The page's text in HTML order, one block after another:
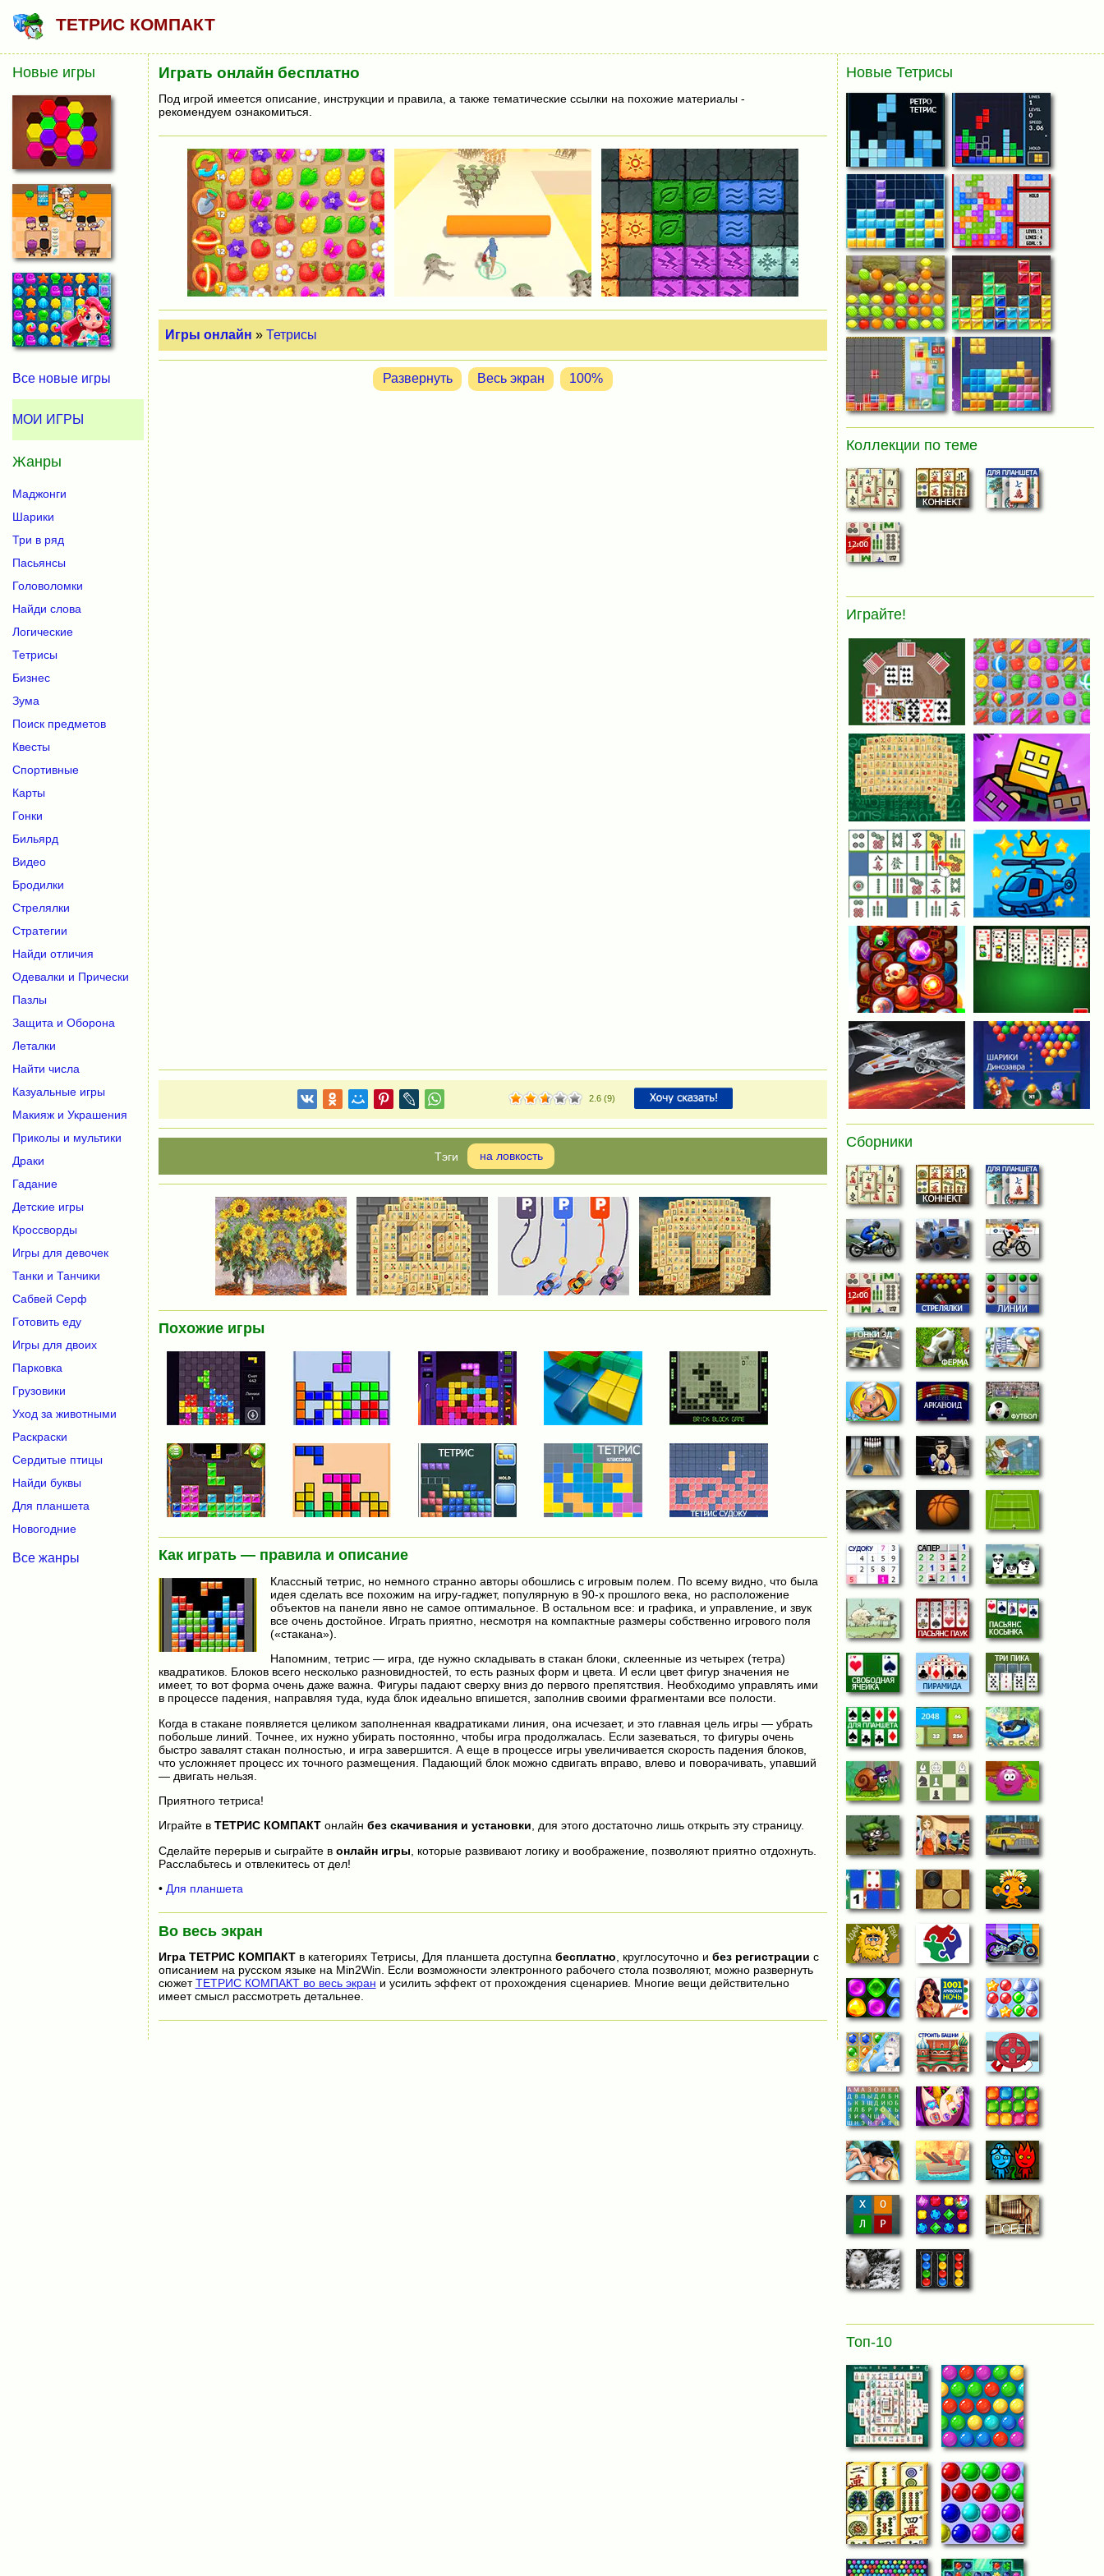
ТЕТРИС КОМПАКТ
Играть онлайн бесплатно
Под игрой имеется описание, инструкции и правила, а также тематические ссылки на похожие материалы -
рекомендуем ознакомиться.
Игры онлайн » Тетрисы
Развернуть Весь экран 100%
2.6 (9)
на ловкость
Похожие игры
Как играть — правила и описание
Классный тетрис, но немного странно авторы обошлись с игровым полем. По всему видно, что была
идея сделать все похожим на игру-гаджет, популярную в 90-х прошлого века, но расположение
объектов на панели явно не самое оптимальное. В остальном все: и графика, и управление, и звук
все очень достойное. Играть приятно, несмотря на компактные размеры собственно игрового поля
(«стакана»).
Напомним, тетрис — игра, где нужно складывать в стакан блоки, склеенные из четырех (тетра)
квадратиков. Блоков всего несколько разновидностей, то есть разных форм и цвета. И если цвет фигур значения не
имеет, то вот форма очень даже важна. Фигуры падают сверху вниз до первого препятствия. Необходимо управлять ими
в процессе падения, направляя туда, куда блок идеально впишется, заполнив своими фрагментами все полости.
Когда в стакане появляется целиком заполненная квадратиками линия, она исчезает, и это главная цель игры — убрать
побольше линий. Точнее, их нужно убирать постоянно, чтобы игра продолжалась. Если зазеваться, то фигуры очень
быстро завалят стакан полностью, и игра завершится. А еще в процессе игры увеличивается скорость падения блоков,
что усложняет процесс их точного размещения. Падающий блок можно сдвигать вправо, влево и поворачивать, упавший
— двигать нельзя.
Приятного тетриса!
Играйте в ТЕТРИС КОМПАКТонлайн без скачивания и установки, для этого достаточно лишь открыть эту страницу.
Сделайте перерыв и сыграйте в онлайн игры , которые развивают логику и воображение, позволяют приятно отдохнуть.
Расслабьтесь и отвлекитесь от дел!
• Для планшета
Во весь экран
Игра ТЕТРИС КОМПАКТв категориях Тетрисы, Для планшета доступна бесплатно , круглосуточно и без регистрации с
описанием на русском языке на Min2Win. Если возможности электронного рабочего стола позволяют, можно развернуть
сюжетТЕТРИС КОМПАКТ во весь экран и усилить эффект от прохождения сценариев. Многие вещи действительно
имеет смысл рассмотреть детальнее.
Новые игры
Все новые игры
МОИ ИГРЫ
Жанры
Маджонги
Шарики
Три в ряд
Пасьянсы
Головоломки
Найди слова
Логические
Тетрисы
Бизнес
Зума
Поиск предметов
Квесты
Спортивные
Карты
Гонки
Бильярд
Видео
Бродилки
Стрелялки
Стратегии
Найди отличия
Одевалки и Прически
Пазлы
Защита и Оборона
Леталки
Найти числа
Казуальные игры
Макияж и Украшения
Приколы и мультики
Драки
Гадание
Детские игры
Кроссворды
Игры для девочек
Танки и Танчики
Сабвей Серф
Готовить еду
Игры для двоих
Парковка
Грузовики
Уход за животными
Раскраски
Сердитые птицы
Найди буквы
Для планшета
Новогодние
Все жанры
Новые Тетрисы
Коллекции по теме
Играйте!
Сборники
Топ-10